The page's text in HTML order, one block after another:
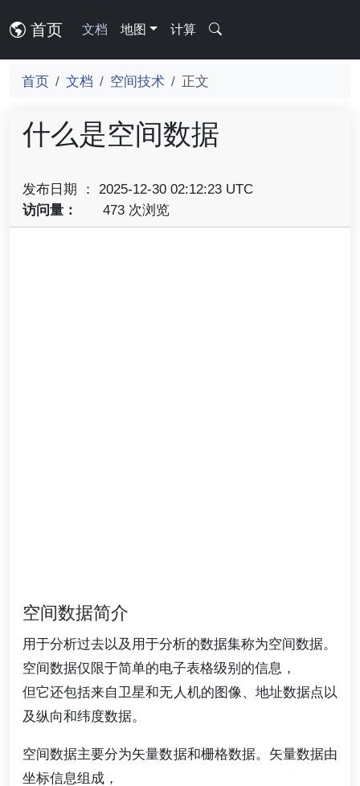
首页 文档 地图 计算
首页 文档 空间技术 正文
什么是空间数据
发布日期 ： 2025-12-30 02:12:23 UTC
访问量：
473 次浏览
空间数据简介
用于分析过去以及用于分析的数据集称为空间数据。
空间数据仅限于简单的电子表格级别的信息，
但它还包括来自卫星和无人机的图像、地址数据点以
及纵向和纬度数据。
空间数据主要分为矢量数据和栅格数据。矢量数据由
坐标信息组成，